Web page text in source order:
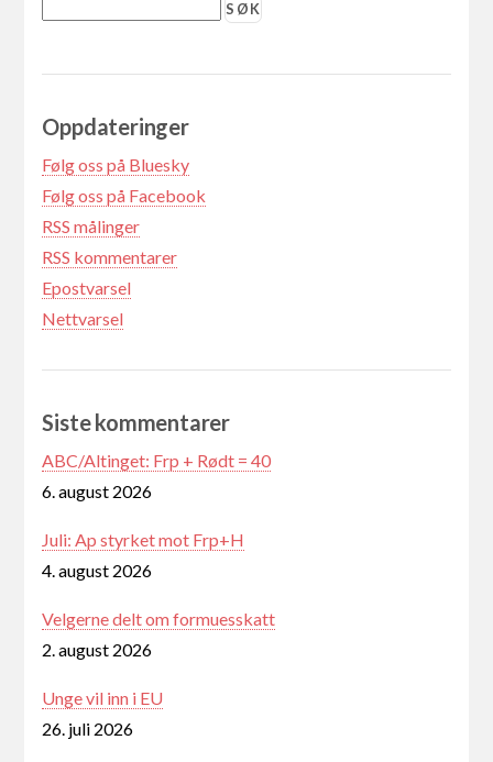
Oppdateringer
Følg oss på Bluesky
Følg oss på Facebook
RSS målinger
RSS kommentarer
Epostvarsel
Nettvarsel
Siste kommentarer
ABC/Altinget: Frp + Rødt = 40
6. august 2026
Juli: Ap styrket mot Frp+H
4. august 2026
Velgerne delt om formuesskatt
2. august 2026
Unge vil inn i EU
26. juli 2026